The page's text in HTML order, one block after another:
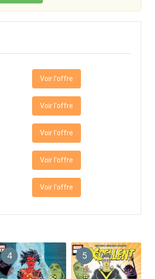
Voir l'offre
Voir l'offre
Voir l'offre
Voir l'offre
Voir l'offre
4 5